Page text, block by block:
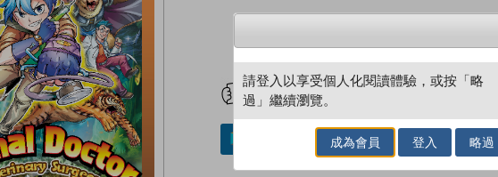
試閲 加入閱讀紀錄
加入／閱讀電子書
請登入以享受個人化閱讀體驗，或按「略
過」繼續瀏覽。
成為會員 登入 略過